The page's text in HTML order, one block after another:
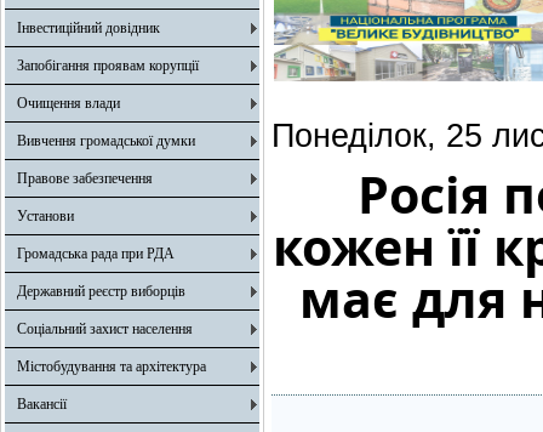
Інвестиційний довідник
Запобігання проявам корупції
Очищення влади
Вивчення громадської думки
Правове забезпечення
Установи
Громадська рада при РДА
Державний реєстр виборців
Соціальний захист населення
Містобудування та архітектура
Вакансії
Понеділок, 25
Росія
кожен її
має для